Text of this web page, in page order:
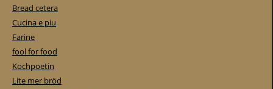
Bread cetera
Cucina e piu
Farine
fool for food
Kochpoetin
Lite mer bröd